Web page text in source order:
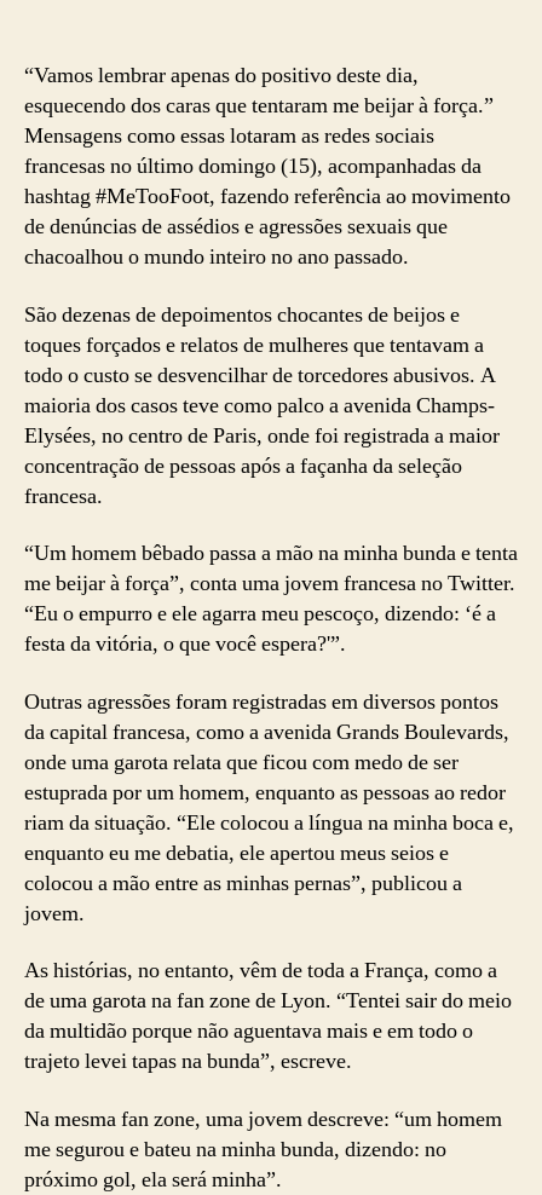
“Vamos lembrar apenas do positivo deste dia,
esquecendo dos caras que tentaram me beijar à força.”
Mensagens como essas lotaram as redes sociais
francesas no último domingo (15), acompanhadas da
hashtag #MeTooFoot, fazendo referência ao movimento
de denúncias de assédios e agressões sexuais que
chacoalhou o mundo inteiro no ano passado.
São dezenas de depoimentos chocantes de beijos e
toques forçados e relatos de mulheres que tentavam a
todo o custo se desvencilhar de torcedores abusivos. A
maioria dos casos teve como palco a avenida Champs-
Elysées, no centro de Paris, onde foi registrada a maior
concentração de pessoas após a façanha da seleção
francesa.
“Um homem bêbado passa a mão na minha bunda e tenta
me beijar à força”, conta uma jovem francesa no Twitter.
“Eu o empurro e ele agarra meu pescoço, dizendo: ‘é a
festa da vitória, o que você espera?'”.
Outras agressões foram registradas em diversos pontos
da capital francesa, como a avenida Grands Boulevards,
onde uma garota relata que ficou com medo de ser
estuprada por um homem, enquanto as pessoas ao redor
riam da situação. “Ele colocou a língua na minha boca e,
enquanto eu me debatia, ele apertou meus seios e
colocou a mão entre as minhas pernas”, publicou a
jovem.
As histórias, no entanto, vêm de toda a França, como a
de uma garota na fan zone de Lyon. “Tentei sair do meio
da multidão porque não aguentava mais e em todo o
trajeto levei tapas na bunda”, escreve.
Na mesma fan zone, uma jovem descreve: “um homem
me segurou e bateu na minha bunda, dizendo: no
próximo gol, ela será minha”.